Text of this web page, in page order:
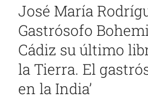
José María
Gastrósofo
Cádiz su último
la Tierra. El
en la India’